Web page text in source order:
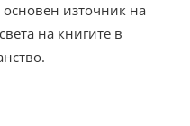
източник на
на книгите в